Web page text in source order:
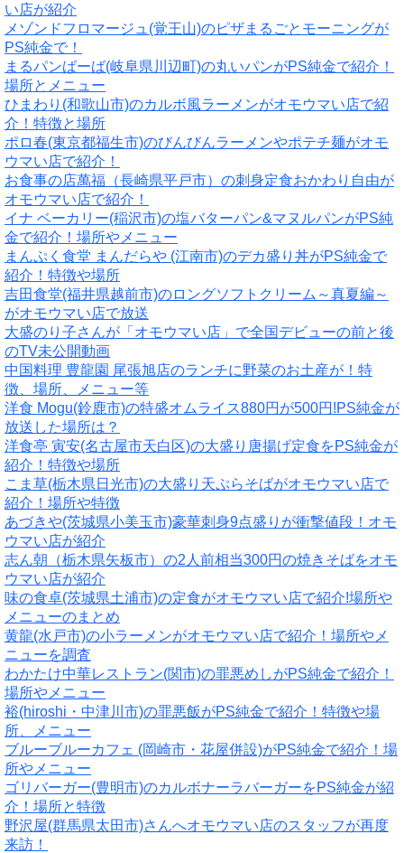
い店が紹介
メゾンドフロマージュ(覚王山)のピザまるごとモーニングが
PS純金で！
まるパンばーば(岐阜県川辺町)の丸いパンがPS純金で紹介！
場所とメニュー
ひまわり(和歌山市)のカルボ風ラーメンがオモウマい店で紹
介！特徴と場所
ポロ春(東京都福生市)のびんびんラーメンやポテチ麺がオモ
ウマい店で紹介！
お食事の店萬福（長崎県平戸市）の刺身定食おかわり自由が
オモウマい店で紹介！
イナ ベーカリー(稲沢市)の塩バターパン&マヌルパンがPS純
金で紹介！場所やメニュー
まんぷく食堂 まんだらや (江南市)のデカ盛り丼がPS純金で
紹介！特徴や場所
吉田食堂(福井県越前市)のロングソフトクリーム～真夏編～
がオモウマい店で放送
大盛のり子さんが「オモウマい店」で全国デビューの前と後
のTV未公開動画
中国料理 豊龍園 尾張旭店のランチに野菜のお土産が！特
徴、場所、メニュー等
洋食 Mogu(鈴鹿市)の特盛オムライス880円が500円!PS純金が
放送した場所は？
洋食亭 寅安(名古屋市天白区)の大盛り唐揚げ定食をPS純金が
紹介！特徴や場所
こま草(栃木県日光市)の大盛り天ぷらそばがオモウマい店で
紹介！場所や特徴
あづきや(茨城県小美玉市)豪華刺身9点盛りが衝撃値段！オモ
ウマい店が紹介
志ん朝（栃木県矢板市）の2人前相当300円の焼きそばをオモ
ウマい店が紹介
味の食卓(茨城県土浦市)の定食がオモウマい店で紹介!場所や
メニューのまとめ
黄龍(水戸市)の小ラーメンがオモウマい店で紹介！場所やメ
ニューを調査
わかたけ中華レストラン(関市)の罪悪めしがPS純金で紹介！
場所やメニュー
裕(hiroshi・中津川市)の罪悪飯がPS純金で紹介！特徴や場
所、メニュー
ブルーブルーカフェ (岡崎市・花屋併設)がPS純金で紹介！場
所やメニュー
ゴリバーガー(豊明市)のカルボナーラバーガーをPS純金が紹
介！場所と特徴
野沢屋(群馬県太田市)さんへオモウマい店のスタッフが再度
来訪！